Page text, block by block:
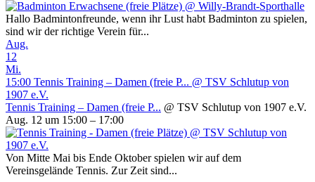
Hallo Badmintonfreunde, wenn ihr Lust habt Badminton zu spielen,
sind wir der richtige Verein für...
Aug.
12
Mi.
15:00 Tennis Training – Damen (freie P... @ TSV Schlutup von
1907 e.V.
Tennis Training – Damen (freie P... @ TSV Schlutup von 1907 e.V.
Aug. 12 um 15:00 – 17:00
Von Mitte Mai bis Ende Oktober spielen wir auf dem
Vereinsgelände Tennis. Zur Zeit sind...